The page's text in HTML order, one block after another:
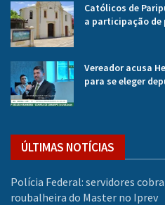
Católicos de
a participação
Vereador acusa
para se eleger
ÚLTIMAS NOTÍCIAS
Polícia Federal: servidores
roubalheira do Master no Iprev